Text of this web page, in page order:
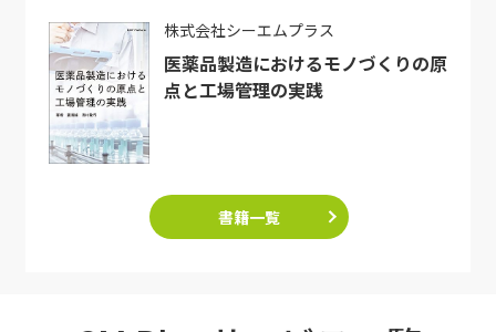
株式会社シーエムプラス
医薬品製造におけるモノづくりの原
点と工場管理の実践
書籍一覧